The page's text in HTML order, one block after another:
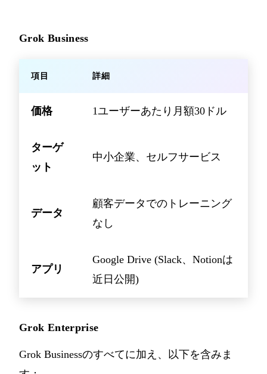
Grok Business
項目 詳細
価格 1ユーザーあたり月額30ドル
ターゲ
ット
中小企業、セルフサービス
データ
顧客データでのトレーニング
なし
アプリ
Google Drive (Slack、Notionは
近日公開)
Grok Enterprise
Grok Businessのすべてに加え、以下を含みま